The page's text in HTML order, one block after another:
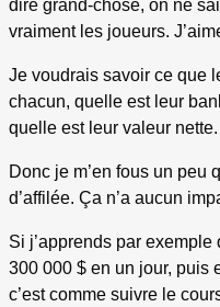
dire grand-chose, on ne
vraiment les joueurs.
Je voudrais savoir ce que
chacun, quelle est leur
quelle est leur valeur
Donc je m’en fous un peu
d’affilée. Ça n’a aucun
Si j’apprends par
300 000 $ en un jour, puis
c’est comme suivre le